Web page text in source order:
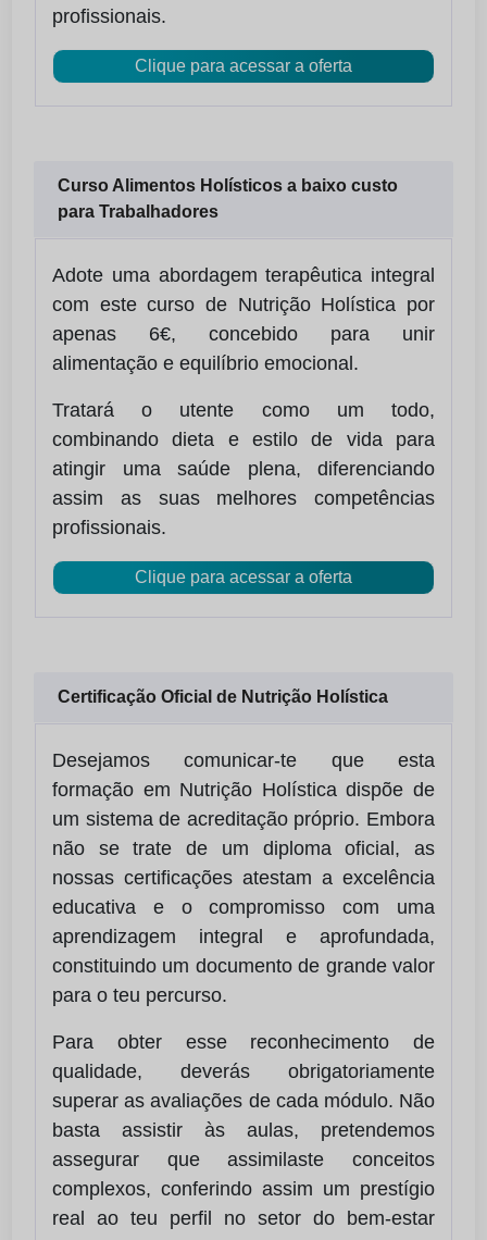
profissionais.
Clique para acessar a oferta
Curso Alimentos Holísticos a baixo custo
para Trabalhadores
Adote uma abordagem terapêutica integral
com este curso de Nutrição Holística por
apenas 6€, concebido para unir
alimentação e equilíbrio emocional.
Tratará o utente como um todo,
combinando dieta e estilo de vida para
atingir uma saúde plena, diferenciando
assim as suas melhores competências
profissionais.
Clique para acessar a oferta
Certificação Oficial de Nutrição Holística
Desejamos comunicar-te que esta
formação em Nutrição Holística dispõe de
um sistema de acreditação próprio. Embora
não se trate de um diploma oficial, as
nossas certificações atestam a excelência
educativa e o compromisso com uma
aprendizagem integral e aprofundada,
constituindo um documento de grande valor
para o teu percurso.
Para obter esse reconhecimento de
qualidade, deverás obrigatoriamente
superar as avaliações de cada módulo. Não
basta assistir às aulas, pretendemos
assegurar que assimilaste conceitos
complexos, conferindo assim um prestígio
real ao teu perfil no setor do bem-estar